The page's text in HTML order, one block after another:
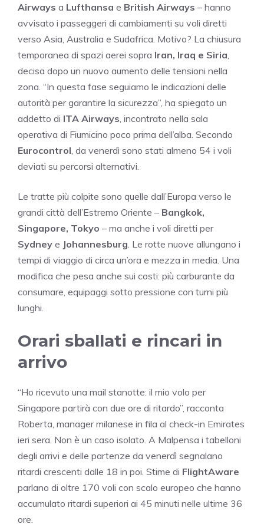
Airways a Lufthansa e British Airways – hanno
avvisato i passeggeri di cambiamenti su voli diretti
verso Asia, Australia e Sudafrica. Motivo? La chiusura
temporanea di spazi aerei sopra Iran, Iraq e Siria
decisa dopo un nuovo aumento delle tensioni nella
zona. “In questa fase seguiamo le indicazioni delle
autorità per garantire la sicurezza”, ha spiegato un
addetto di ITA Airways , incontrato nella sala
operativa di Fiumicino poco prima dell’alba. Secondo
Eurocontrol , da venerdì sono stati almeno 54 i voli
deviati su percorsi alternativi.
Le tratte più colpite sono quelle dall’Europa verso le
grandi città dell’Estremo Oriente – Bangkok,
Singapore, Tokyo – ma anche i voli diretti per
Sydney e Johannesburg . Le rotte nuove allungano i
tempi di viaggio di circa un’ora e mezza in media. Una
modifica che pesa anche sui costi: più carburante da
consumare, equipaggi sotto pressione con turni più
lunghi.
Orari sballati e rincari in
arrivo
“Ho ricevuto una mail stanotte: il mio volo per
Singapore partirà con due ore di ritardo”, racconta
Roberta, manager milanese in fila al check-in Emirates
ieri sera. Non è un caso isolato. A Malpensa i tabelloni
degli arrivi e delle partenze da venerdì segnalano
ritardi crescenti dalle 18 in poi. Stime di FlightAware
parlano di oltre 170 voli con scalo europeo che hanno
accumulato ritardi superiori ai 45 minuti nelle ultime 36
ore.